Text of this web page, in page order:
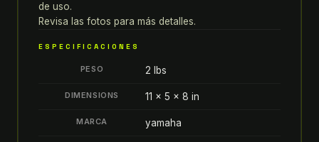
DE
DUCTO
DE
ADMISIÓN
de uso.
Revisa las fotos para más detalles.
ESPECIFICACIONES
PESO 2 lbs
DIMENSIONS 11 × 5 × 8 in
MARCA yamaha